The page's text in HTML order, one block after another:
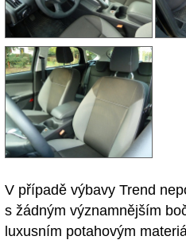
V případě výbavy Trend
s žádným významnějším
luxusním potahovým